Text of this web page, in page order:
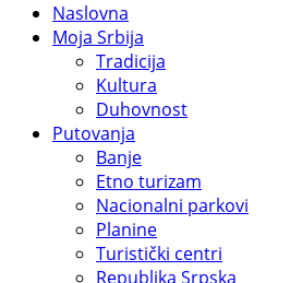
Naslovna
Moja Srbija
Tradicija
Kultura
Duhovnost
Putovanja
Banje
Etno turizam
Nacionalni parkovi
Planine
Turistički centri
Republika Srpska